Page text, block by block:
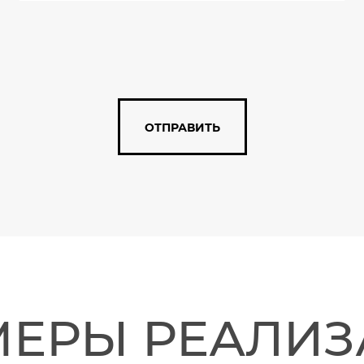
ОТПРАВИТЬ